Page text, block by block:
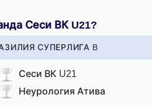
Сеси ВК U21?
СУПЕРЛИГА B
Сеси ВК U21
Неурология Атива